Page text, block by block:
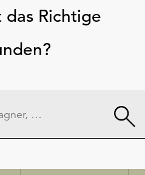
Richtige